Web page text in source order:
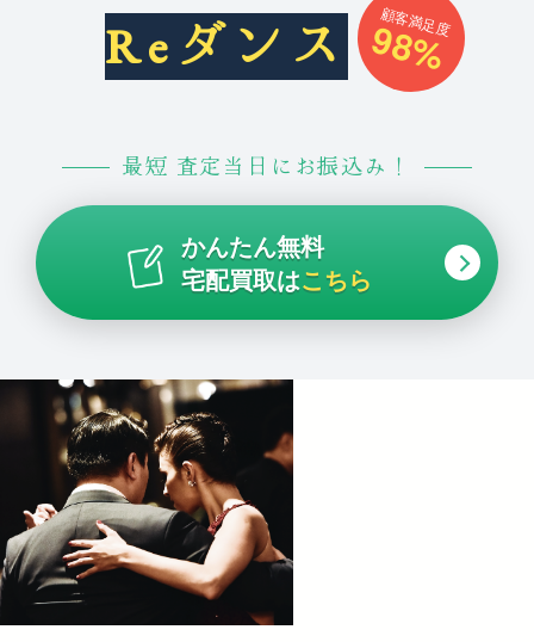
Reダンス 顧客満足度
98%
最短 査定当日にお振込み！
かんたん無料
宅配買取はこちら